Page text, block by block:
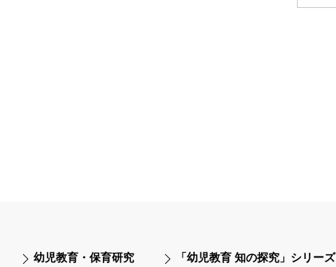
幼児教育・保育研究 「幼児教育 知の探究」シリーズ